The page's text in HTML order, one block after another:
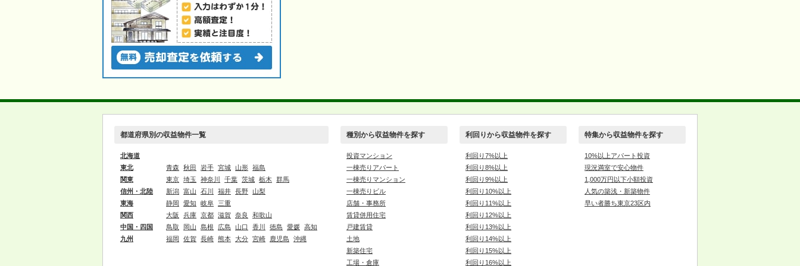
都道府県別の収益物件一覧
北海道
東北
青森 秋田 岩手 宮城 山形 福島
関東
東京 埼玉 神奈川 千葉 茨城 栃木
群馬
信州・北陸
新潟 富山 石川 福井 長野
山梨
東海
静岡 愛知 岐阜
三重
関西
大阪 兵庫 京都 滋賀 奈良
和歌山
中国・四国
鳥取 岡山 島根 広島 山口 香川 徳島 愛媛 高知
九州
福岡 佐賀 長崎 熊本 大分 宮崎 鹿児島 沖縄
種別から収益物件を探す
投資マンション
一棟売りアパート
一棟売りマンション
一棟売りビル
店舗・事務所
賃貸併用住宅
戸建賃貸
土地
新築住宅
工場・倉庫
利回りから収益物件を探す
利回り7%以上
利回り8%以上
利回り9%以上
利回り10%以上
利回り11%以上
利回り12%以上
利回り13%以上
利回り14%以上
利回り15%以上
利回り16%以上
特集から収益物件を探す
10%以上アパート投資
現況満室で安心物件
1,000万円以下小額投資
人気の築浅・新築物件
早い者勝ち東京23区内